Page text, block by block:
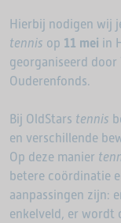
Hierbij nodigen wij
tennis op 11 mei in
georganiseerd
Ouderenfonds.
Bij OldStars tennis
en verschillende
Op deze manier
betere coördinatie
aanpassingen zijn:
enkelveld, er wordt